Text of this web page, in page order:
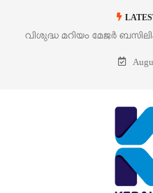
‘പെറ്റൽസ്’ ലൈഫ് സ്റ്റൈൽ